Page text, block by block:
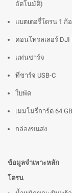
อัตโนมัติ)
แบตเตอรี่โดรน 1 ก้
คอนโทรลเลอร์ DJI
แท่นชาร์จ
ที่ชาร์จ USB-C
ใบพัด
เมมโมรี่การ์ด 64 GB
กล่องขนส่ง
ข้อมูลจำเพาะหลัก
โดรน